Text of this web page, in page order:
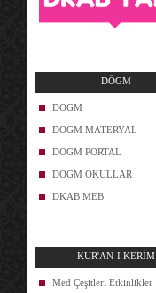
DÖGM
DOGM
DOGM MATERYAL
DOGM PORTAL
DOGM OKULLAR
DKAB MEB
KUR'AN-I KERİM
Med Çeşitleri Etkinlikler